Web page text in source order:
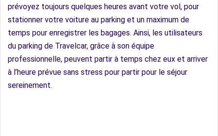
prévoyez toujours quelques heures avant votre vol, pour
stationner votre voiture au parking et un maximum de
temps pour enregistrer les bagages. Ainsi, les utilisateurs
du parking de Travelcar, grâce à son équipe
professionnelle, peuvent partir à temps chez eux et arriver
à l’heure prévue sans stress pour partir pour le séjour
sereinement.